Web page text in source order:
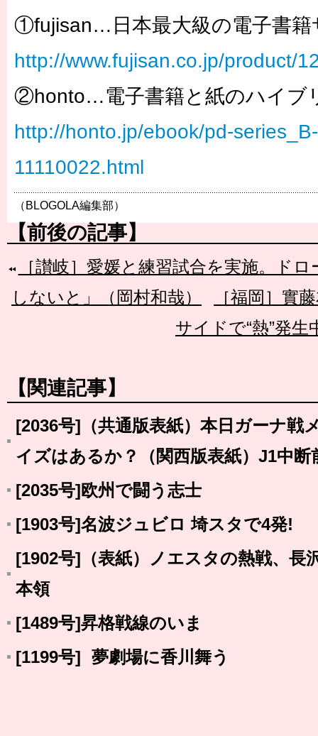
①fujisan…日本最大級の電子書籍
http://www.fujisan.co.jp/product/
②honto…電子書籍と紙のハイブ
http://honto.jp/ebook/pd-
11110022.html
（BLOGOLA編集部）
【前後の記事】
［讃岐］愛媛と練習試合を実施。ド
しないと」（岡村和哉）
［福岡］實
サイドで“熱”発生
【関連記事】
[2036号]（共通版表紙）本日ガーナ戦
イズはあるか？（関西版表紙）J1中断
[2035号]欧州で闘う志士
[1903号]名波ジュビロ 埼スタで4発!
[1902号]（表紙）ノエスタの熱戦、長
本領
[1489号]昇格戦線のいま
[1199号] 夢劇場に香川舞う